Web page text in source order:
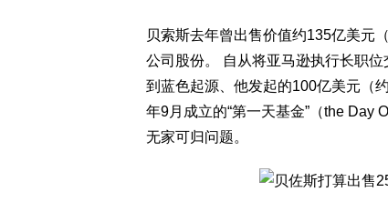
贝索斯去年曾出售价值约135亿美元
公司股份。 自从将亚马逊执行长职
到蓝色起源、他发起的100亿美元（
年9月成立的“第一天基金”（the Day
无家可归问题。